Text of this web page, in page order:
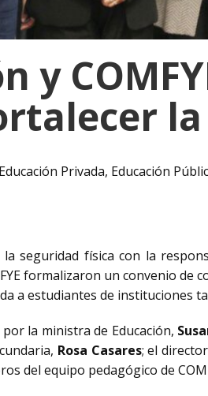
y
Educación Privada, Educación
seguridad física con la
formalizaron un convenio de
a estudiantes de instituciones
la ministra de Educación,
Rosa Casares; el
del equipo pedagógico de